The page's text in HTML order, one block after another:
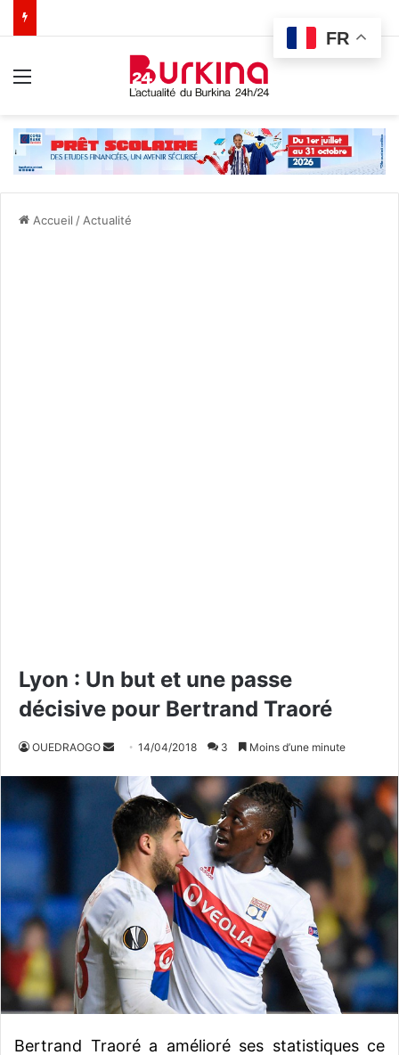
Accueil / Actualité
Lyon : Un but et une passe
décisive pour Bertrand Traoré
OUEDRAOGO
v
o
y
e
r
u
n
c
o
u
r
i
14/04/2018 3 Moins d’une minute
Bertrand Traoré a amélioré ses statistiques ce
FR